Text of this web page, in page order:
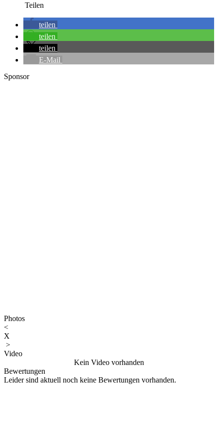
Teilen
teilen
teilen
teilen
E-Mail
Sponsor
Photos
<
X
>
Video
Kein Video vorhanden
Bewertungen
Leider sind aktuell noch keine Bewertungen vorhanden.